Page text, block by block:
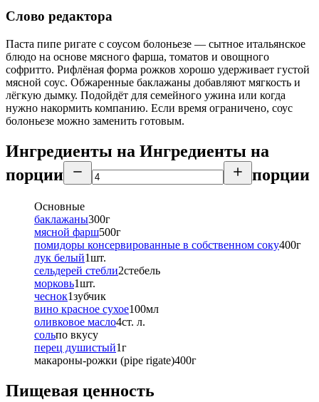
Слово редактора
Паста пипе ригате с соусом болоньезе — сытное итальянское
блюдо на основе мясного фарша, томатов и овощного
софритто. Рифлёная форма рожков хорошо удерживает густой
мясной соус. Обжаренные баклажаны добавляют мягкость и
лёгкую дымку. Подойдёт для семейного ужина или когда
нужно накормить компанию. Если время ограничено, соус
болоньезе можно заменить готовым.
Ингредиенты на Ингредиенты на
порции
порции
Основные
баклажаны300г
мясной фарш500г
помидоры консервированные в собственном соку400г
лук белый1шт.
сельдерей стебли2стебель
морковь1шт.
чеснок1зубчик
вино красное сухое100мл
оливковое масло4ст. л.
сольпо вкусу
перец душистый1г
макароны-рожки (pipe rigate)400г
Пищевая ценность